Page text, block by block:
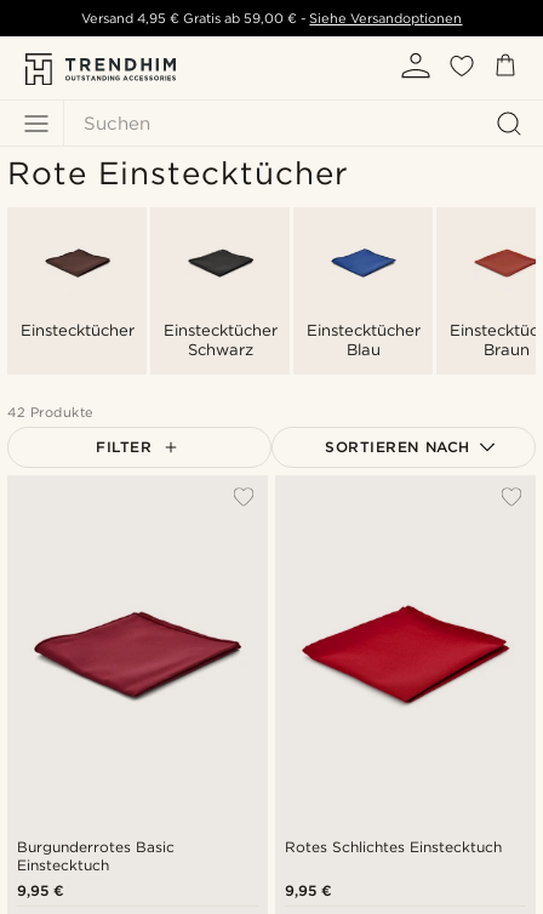
Suchen
Versand 4,95 € Gratis ab59,00 € - Siehe Versandoptionen
Rote Einstecktücher
Einstecktücher
Einstecktücher
Schwarz
Einstecktücher
Blau
Braun
42 Produkte
FILTER SORTIEREN NACH
Burgunderrotes Basic
Einstecktuch
9,95 €
Rotes Schlichtes Einstecktuch
9,95 €